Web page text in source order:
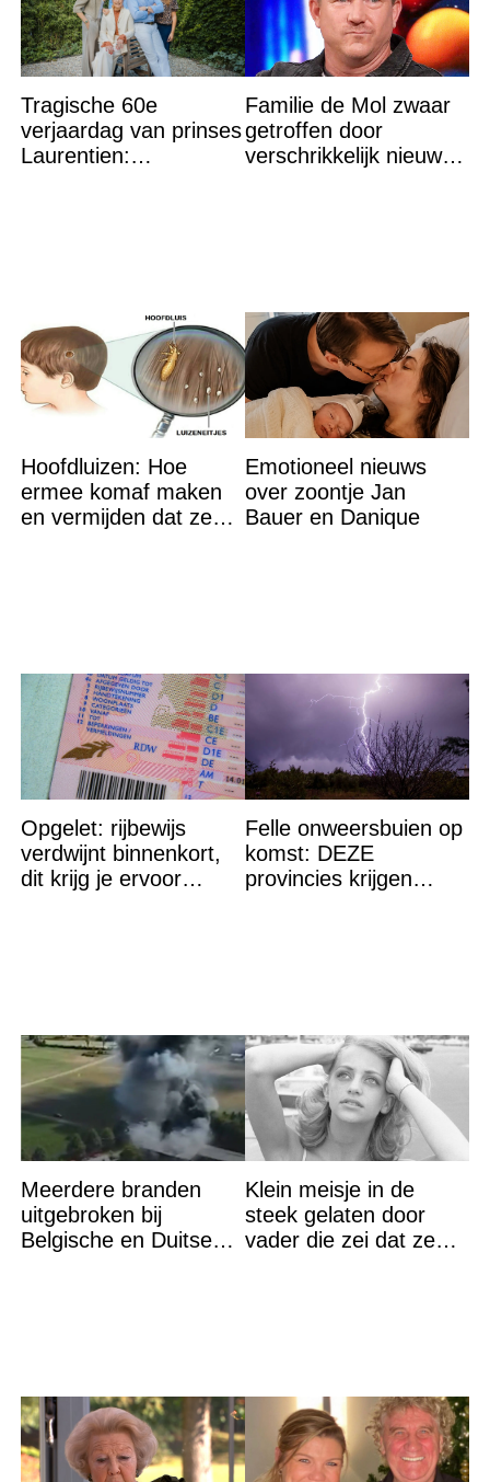
Tragische 60e
verjaardag van prinses
Laurentien:
Familie de Mol zwaar
getroffen door
verschrikkelijk nieuws:
Hoofdluizen: Hoe
ermee komaf maken
en vermijden dat ze
Emotioneel nieuws
over zoontje Jan
Bauer en Danique
Opgelet: rijbewijs
verdwijnt binnenkort,
dit krijg je ervoor
Felle onweersbuien op
komst: DEZE
provincies krijgen
Meerdere branden
uitgebroken bij
Belgische en Duitse
Klein meisje in de
steek gelaten door
vader die zei dat ze